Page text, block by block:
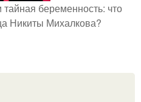
беременность: что
Никиты Михалкова?